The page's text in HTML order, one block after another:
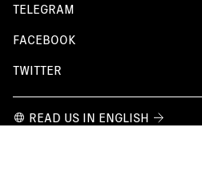
TELEGRAM
FACEBOOK
TWITTER
READ US IN ENGLISH